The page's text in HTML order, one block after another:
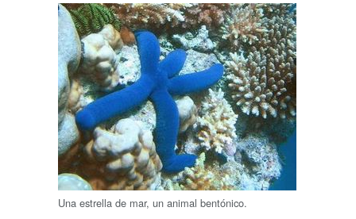
Una estrella de mar, un animal bentónico.